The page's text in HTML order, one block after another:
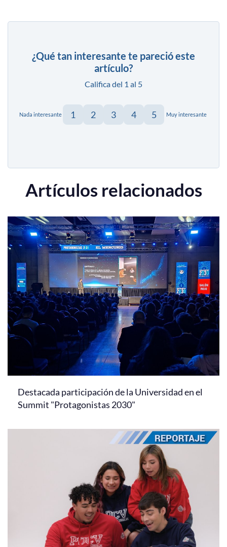
¿Qué tan interesante te pareció este
artículo?
Califica del 1 al 5
Nada interesante 1 2 3 4 5 Muy interesante
Artículos relacionados
Destacada participación de la Universidad en el
Summit "Protagonistas 2030"